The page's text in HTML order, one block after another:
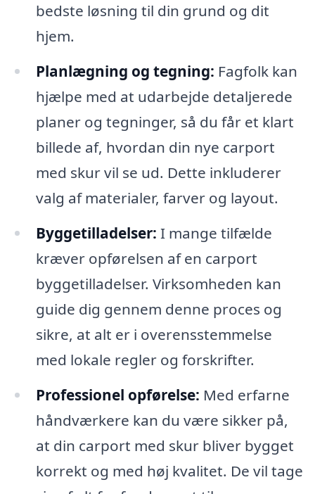
bedste løsning til din grund og dit
hjem.
Planlægning og tegning: Fagfolk kan
hjælpe med at udarbejde detaljerede
planer og tegninger, så du får et klart
billede af, hvordan din nye carport
med skur vil se ud. Dette inkluderer
valg af materialer, farver og layout.
Byggetilladelser: I mange tilfælde
kræver opførelsen af en carport
byggetilladelser. Virksomheden kan
guide dig gennem denne proces og
sikre, at alt er i overensstemmelse
med lokale regler og forskrifter.
Professionel opførelse: Med erfarne
håndværkere kan du være sikker på,
at din carport med skur bliver bygget
korrekt og med høj kvalitet. De vil tage